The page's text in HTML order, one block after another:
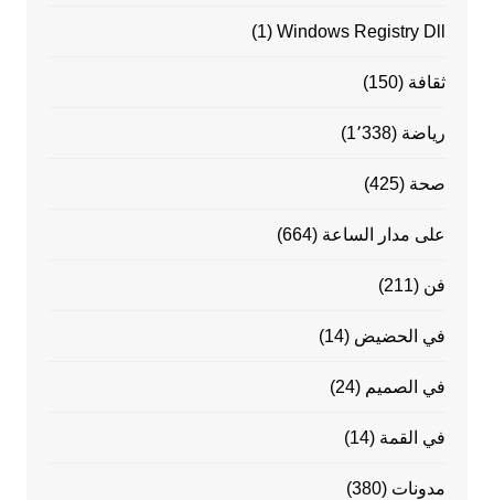
Windows Registry Dll
(1)
ثقافة (150)
رياضة (1٬338)
صحة (425)
على مدار الساعة (664)
فن (211)
في الحضيض (14)
في الصميم (24)
في القمة (14)
مدونات (380)